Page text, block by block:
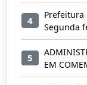
4
Segunda
5
EM